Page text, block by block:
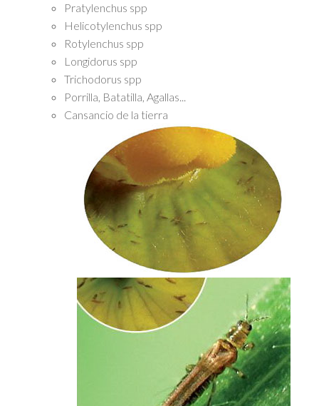
Pratylenchus spp
Helicotylenchus spp
Rotylenchus spp
Longidorus spp
Trichodorus spp
Porrilla, Batatilla, Agallas...
Cansancio de la tierra